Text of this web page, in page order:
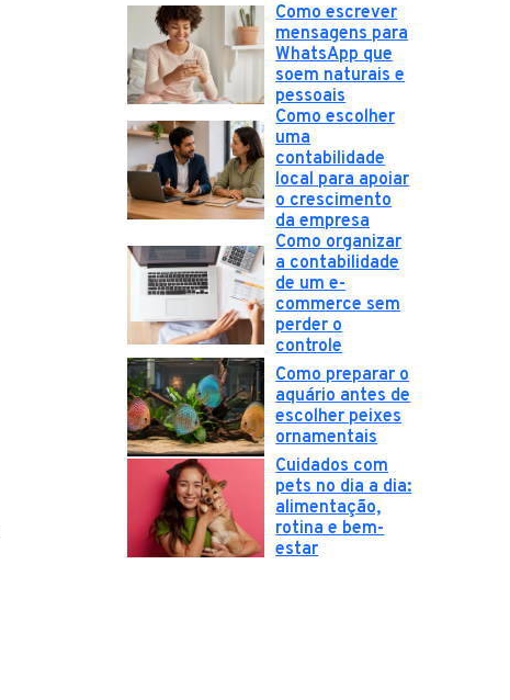
Como escrever
mensagens para
WhatsApp que
soem naturais e
pessoais
Como escolher
uma
contabilidade
local para apoiar
o crescimento
da empresa
Como organizar
a contabilidade
de um e-
commerce sem
perder o
controle
Como preparar o
aquário antes de
escolher peixes
ornamentais
Cuidados com
pets no dia a dia:
alimentação,
rotina e bem-
estar